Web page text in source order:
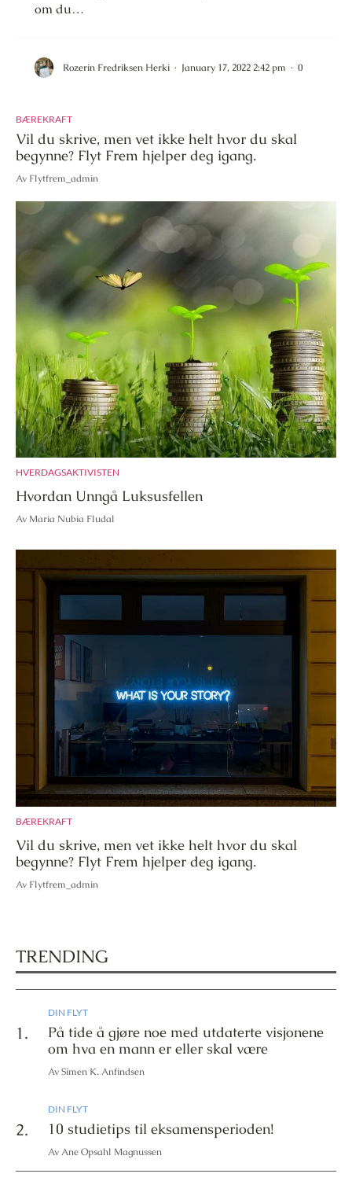
om du…
Rozerin Fredriksen Herki · January 17, 2022 2:42 pm · 0
BÆREKRAFT
Vil du skrive, men vet ikke helt hvor du skal
begynne? Flyt Frem hjelper deg igang.
Av Flytfrem_admin
HVERDAGSAKTIVISTEN
Hvordan Unngå Luksusfellen
Av Maria Nubia Fludal
BÆREKRAFT
Vil du skrive, men vet ikke helt hvor du skal
begynne? Flyt Frem hjelper deg igang.
Av Flytfrem_admin
TRENDING
1.
DIN FLYT
På tide å gjøre noe med utdaterte visjonene
om hva en mann er eller skal være
Av Simen K. Anfindsen
2.
DIN FLYT
10 studietips til eksamensperioden!
Av Ane Opsahl Magnussen